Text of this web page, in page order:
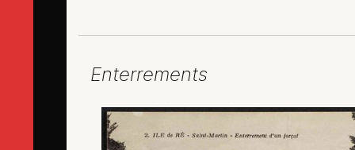
Enterrements